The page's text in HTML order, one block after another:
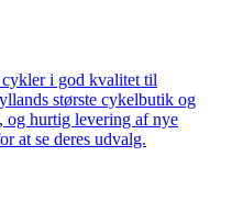
i god kvalitet til
største cykelbutik og
og hurtig levering af nye
at se deres udvalg.